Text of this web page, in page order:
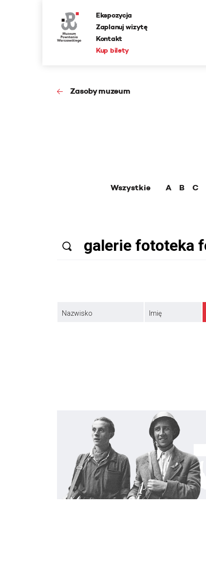
Ekspozycja
Zaplanuj wizytę
Kontakt
Kup bilety
Zasoby muzeum
Wszystkie A B C
Nazwisko Imię